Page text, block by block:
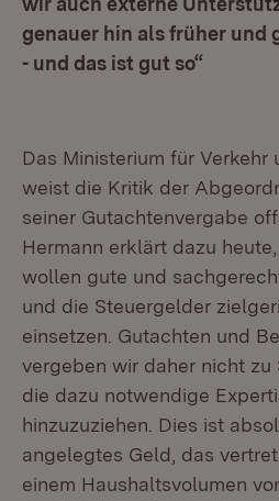
genauer hin als früher und
- und das ist gut so“
Das Ministerium für Verkehr
weist die Kritik der
seiner Gutachtenvergabe
Hermann erklärt dazu heute,
wollen gute und
und die Steuergelder
einsetzen. Gutachten und
vergeben wir daher nicht zu
die dazu notwendige
hinzuzuziehen. Dies ist
angelegtes Geld, das
einem Haushaltsvolumen